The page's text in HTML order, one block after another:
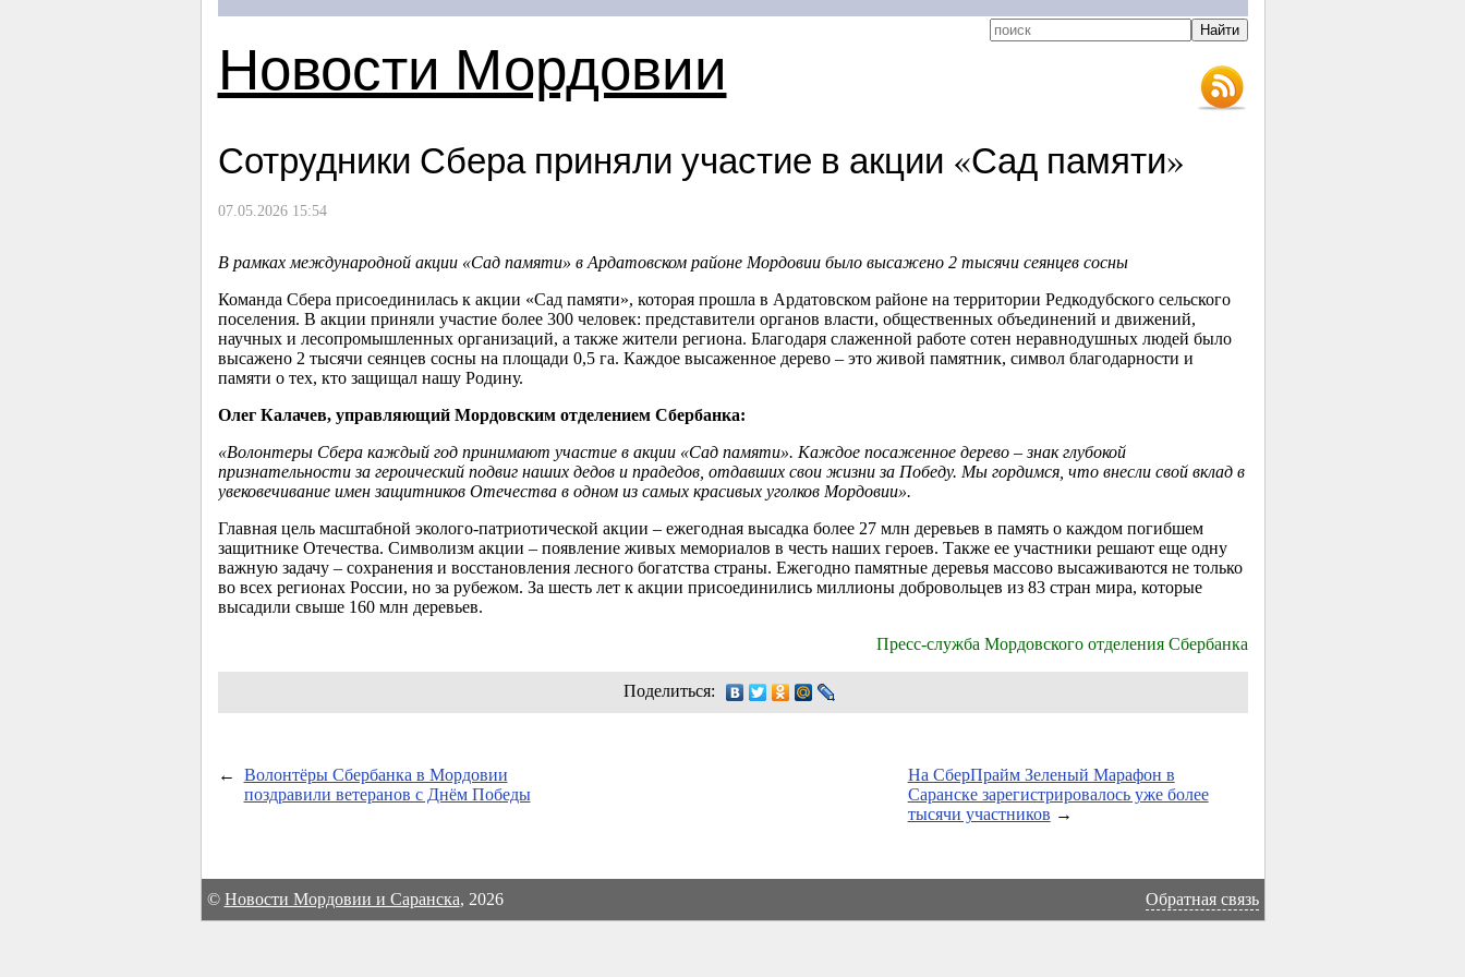
Новости Мордовии
Сотрудники Сбера приняли участие в акции «Сад памяти»
07.05.2026 15:54
В рамках международной акции «Сад памяти» в Ардатовском районе Мордовии было высажено 2 тысячи сеянцев сосны
Команда Сбера присоединилась к акции «Сад памяти», которая прошла в Ардатовском районе на территории Редкодубского сельского
поселения. В акции приняли участие более 300 человек: представители органов власти, общественных объединений и движений,
научных и лесопромышленных организаций, а также жители региона. Благодаря слаженной работе сотен неравнодушных людей было
высажено 2 тысячи сеянцев сосны на площади 0,5 га. Каждое высаженное дерево – это живой памятник, символ благодарности и
памяти о тех, кто защищал нашу Родину.
Олег Калачев, управляющий Мордовским отделением Сбербанка:
«Волонтеры Сбера каждый год принимают участие в акции «Сад памяти». Каждое посаженное дерево – знак глубокой
признательности за героический подвиг наших дедов и прадедов, отдавших свои жизни за Победу. Мы гордимся, что внесли свой вклад в
увековечивание имен защитников Отечества в одном из самых красивых уголков Мордовии».
Главная цель масштабной эколого-патриотической акции – ежегодная высадка более 27 млн деревьев в память о каждом погибшем
защитнике Отечества. Символизм акции – появление живых мемориалов в честь наших героев. Также ее участники решают еще одну
важную задачу – сохранения и восстановления лесного богатства страны. Ежегодно памятные деревья массово высаживаются не только
во всех регионах России, но за рубежом. За шесть лет к акции присоединились миллионы добровольцев из 83 стран мира, которые
высадили свыше 160 млн деревьев.
Пресс-служба Мордовского отделения Сбербанка
Поделиться:
←
Волонтёры Сбербанка в Мордовии
поздравили ветеранов с Днём Победы
На СберПрайм Зеленый Марафон в
Саранске зарегистрировалось уже более
тысячи участников →
© Новости Мордовии и Саранска, 2026 Обратная связь